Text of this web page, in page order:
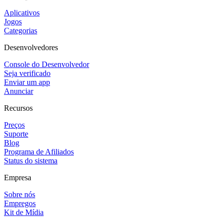
Aplicativos
Jogos
Categorias
Desenvolvedores
Console do Desenvolvedor
Seja verificado
Enviar um app
Anunciar
Recursos
Preços
Suporte
Blog
Programa de Afiliados
Status do sistema
Empresa
Sobre nós
Empregos
Kit de Mídia